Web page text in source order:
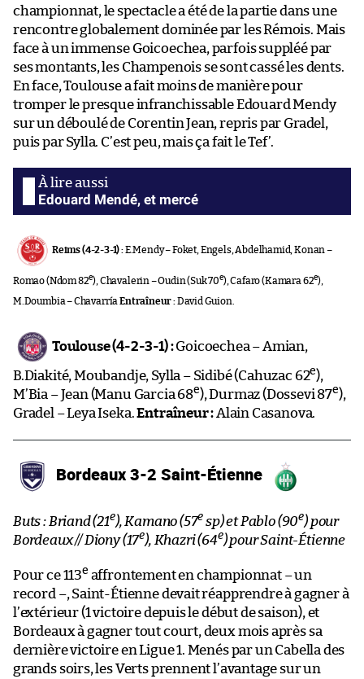
championnat, le spectacle a été de la partie dans une
rencontre globalement dominée par les Rémois. Mais
face à un immense Goicoechea, parfois suppléé par
ses montants, les Champenois se sont cassé les dents.
En face, Toulouse a fait moins de manière pour
tromper le presque infranchissable Edouard Mendy
sur un déboulé de Corentin Jean, repris par Gradel,
puis par Sylla. C’est peu, mais ça fait le Tef’.
Edouard Mendé, et mercé
Reims (4-2-3-1) :E.Mendy – Foket, Engels, Abdelhamid, Konan –
Romao (Ndom 82e), Chavalerin – Oudin (Suk 70e), Cafaro (Kamara 62e),
M.Doumbia – ChavarríaEntraîneur :David Guion.
Toulouse (4-2-3-1) :Goicoechea – Amian,
B.Diakité, Moubandje, Sylla – Sidibé (Cahuzac 62e),
M’Bia – Jean (Manu Garcia 68e), Durmaz (Dossevi 87e),
Gradel – Leya Iseka.Entraîneur :Alain Casanova.
Bordeaux 3-2 Saint-Étienne
Buts : Briand (21e), Kamano (57e sp) et Pablo (90e) pour
Bordeaux // Diony (17e), Khazri (64e) pour Saint-Étienne
Pour ce 113e affrontement en championnat – un
record –, Saint-Étienne devait réapprendre à gagner à
l’extérieur (1 victoire depuis le début de saison), et
Bordeaux à gagner tout court, deux mois après sa
dernière victoire en Ligue 1. Menés par un Cabella des
grands soirs, les Verts prennent l’avantage sur un